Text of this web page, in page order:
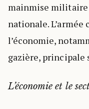
mainmise militaire
nationale.
l’économie,
gazière, principale
L’économie et le